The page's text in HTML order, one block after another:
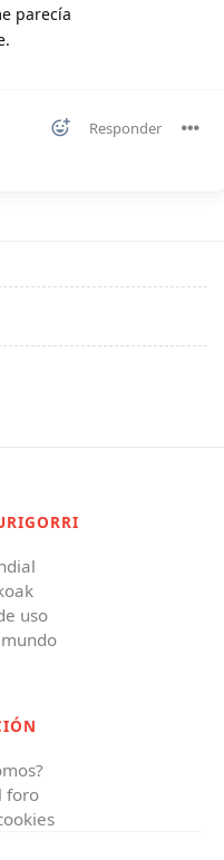
parecía
Responder
uso
foro